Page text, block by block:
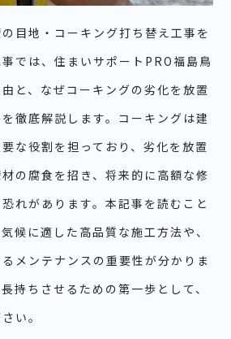
目地・コーキング打ち替え工事を
では、住まいサポートPRO福島鳥
と、なぜコーキングの劣化を放置
徹底解説します。コーキングは建
な役割を担っており、劣化を放置
の腐食を招き、将来的に高額な修
れがあります。本記事を読むこと
候に適した高品質な施工方法や、
メンテナンスの重要性が分かりま
持ちさせるための第一歩として、
い。